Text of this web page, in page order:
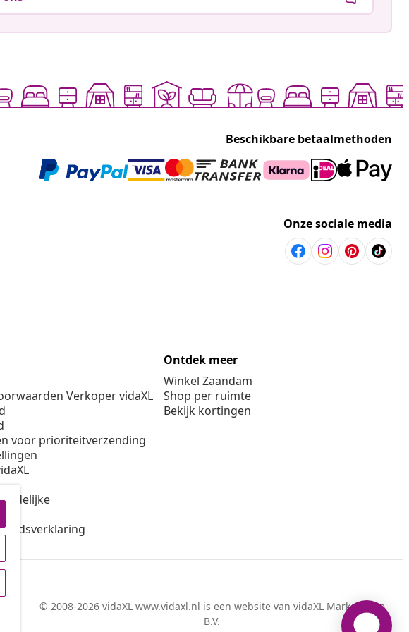
Beschikbare betaalmethoden
Onze sociale media
Verkoper vidaXL
voor prioriteitverzending
Ontdek meer
Winkel Zaandam
Shop per ruimte
Bekijk kortingen
© 2008-2026 vidaXL www.vidaxl.nl is een website van vidaXL Marketplace
B.V.